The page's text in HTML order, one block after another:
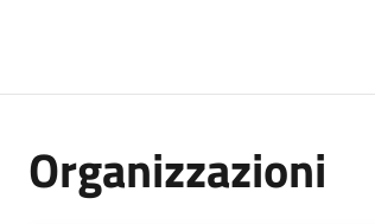
Organizzazioni